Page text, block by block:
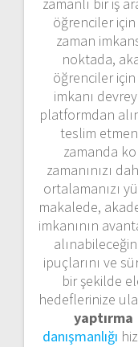
zamanlı bir iş
öğrenciler
zaman
noktada,
öğrenciler
imkanı
platformdan
teslim
zamanda
zamanınızı
ortalamanızı
makalede,
imkanının
ipuçlarını ve
bir şekilde
hedeflerinize
yaptırma
danışmanlığı